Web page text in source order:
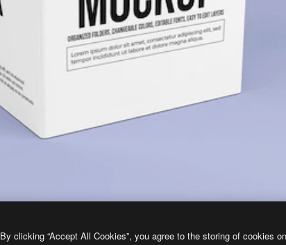
By clicking “Accept All Cookies”, you agree to the storing of cookies